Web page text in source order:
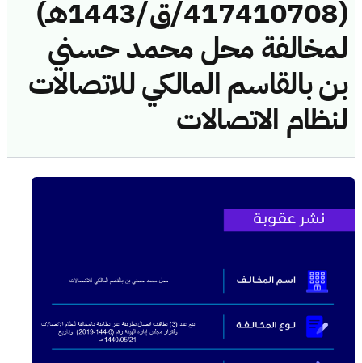
(417410708/ق/1443هـ)
لمخالفة محل محمد حسني
بن بالقاسم المالكي للاتصالات
لنظام الاتصالات